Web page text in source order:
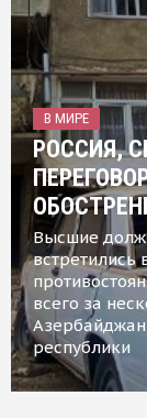
В МИРЕ
РОССИЯ,
Высшие
встретились
всего за
республики